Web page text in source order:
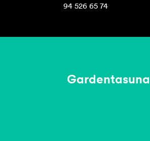
94 526 65 74
Gardentasuna